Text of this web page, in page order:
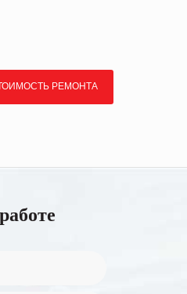
РЕМОНТА